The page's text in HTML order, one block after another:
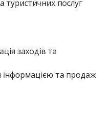
туристичних послуг
заходів та
та продаж